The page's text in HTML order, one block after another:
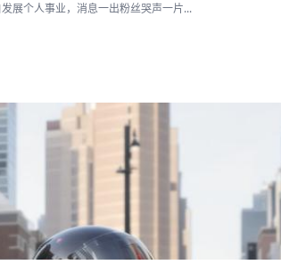
展个人事业，消息一出粉丝哭声一片...